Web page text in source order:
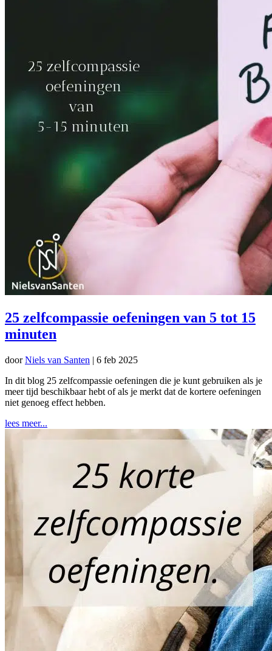
25 zelfcompassie oefeningen van 5 tot 15
minuten
doorNiels van Santen | 6 feb 2025
In dit blog 25 zelfcompassie oefeningen die je kunt gebruiken als je
meer tijd beschikbaar hebt of als je merkt dat de kortere oefeningen
niet genoeg effect hebben.
lees meer...